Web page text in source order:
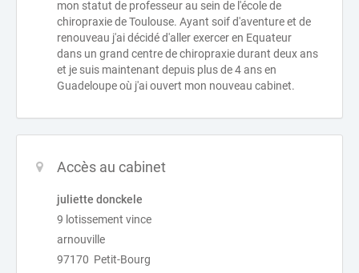
mon statut de professeur au sein de l'école de
chiropraxie de Toulouse. Ayant soif d'aventure et de
renouveau j'ai décidé d'aller exercer en Equateur
dans un grand centre de chiropraxie durant deux ans
et je suis maintenant depuis plus de 4 ans en
Guadeloupe où j'ai ouvert mon nouveau cabinet.
Accès au cabinet
juliette donckele
9 lotissement vince
arnouville
97170 Petit-Bourg